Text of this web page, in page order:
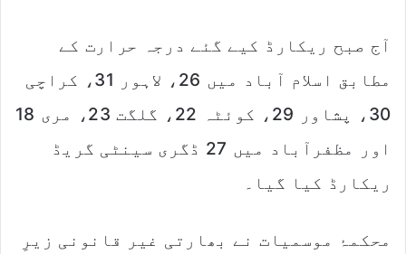
آج صبح ریکارڈ کیے گئے درجہ حرارت کے
مطابق اسلام آباد میں 26، لاہور 31، کراچی
30، پشاور 29، کوئٹہ 22، گلگت 23، مری 18
اور مظفرآباد میں 27 ڈگری سینٹی گریڈ
ریکارڈ کیا گیا۔
محکمۂ موسمیات نے بھارتی غیر قانونی زیرِ